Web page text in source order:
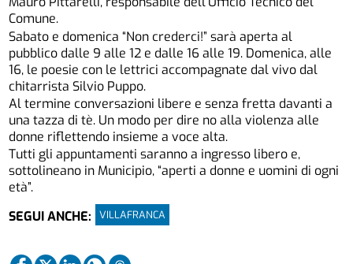
Comune.
Sabato e domenica “Non crederci!” sarà aperta al
pubblico dalle 9 alle 12 e dalle 16 alle 19. Domenica, alle
16, le poesie con le lettrici accompagnate dal vivo dal
chitarrista Silvio Puppo.
Al termine conversazioni libere e senza fretta davanti a
una tazza di tè. Un modo per dire no alla violenza alle
donne riflettendo insieme a voce alta.
Tutti gli appuntamenti saranno a ingresso libero e,
sottolineano in Municipio, “aperti a donne e uomini di ogni
età”.
SEGUI ANCHE:
VILLAFRANCA